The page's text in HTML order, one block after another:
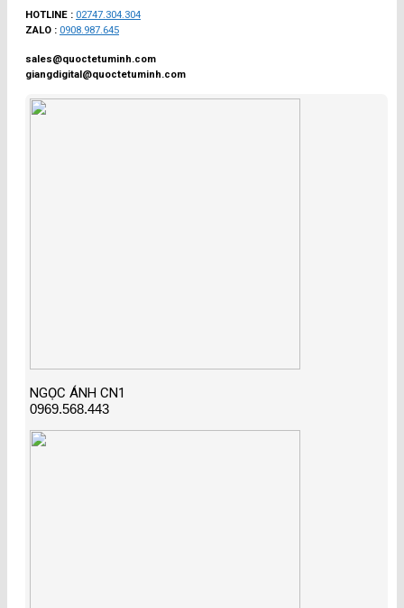
HOTLINE : 02747.304.304
ZALO : 0908.987.645
sales@quoctetuminh.com
giangdigital@quoctetuminh.com
NGỌC ÁNH CN1
0969.568.443